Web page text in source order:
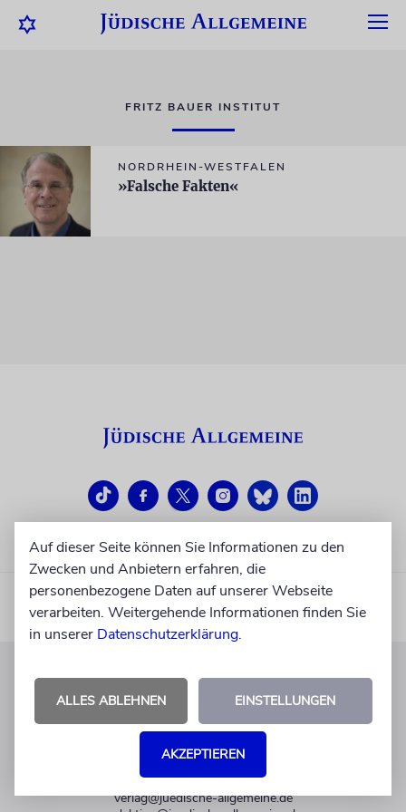
FRITZ BAUER INSTITUT
NORDRHEIN-WESTFALEN
»Falsche Fakten«
KUNDENSERVICE
+49 30 275833 0
Mo-Do 9-17 Uhr
verlag@juedische-allgemeine.de
Auf dieser Seite können Sie Informationen zu den
Zwecken und Anbietern erfahren, die
personenbezogene Daten auf unserer Webseite
verarbeiten. Weitergehende Informationen finden Sie
in unserer Datenschutzerklärung.
ALLES ABLEHNEN EINSTELLUNGEN
AKZEPTIEREN